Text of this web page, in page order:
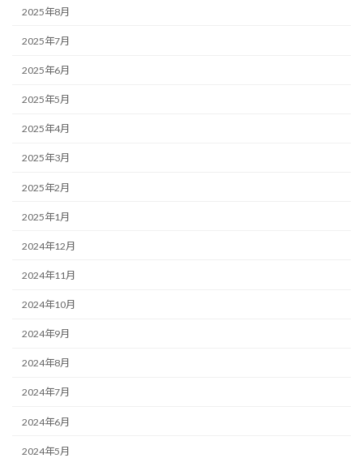
2025年8月
2025年7月
2025年6月
2025年5月
2025年4月
2025年3月
2025年2月
2025年1月
2024年12月
2024年11月
2024年10月
2024年9月
2024年8月
2024年7月
2024年6月
2024年5月